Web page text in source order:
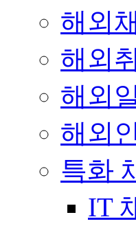
해외
해외
해외
해외
특화
IT